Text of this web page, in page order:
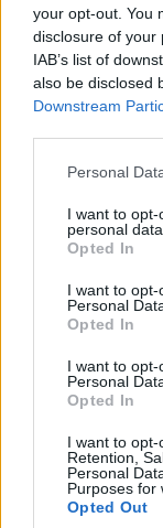
your opt-out. You
disclosure of your
IAB’s list of
also be disclosed
Downstream
Please note that
not limited to
grant or deny
use your data for
consent section.
Personal
I want to
personal data.
Opted In
I want to
Personal
Opted In
I want to
Personal
Opted In
I want to opt-
Retention,
Personal
Purposes for
Opted Out
be
a két
korszakod
Óriási
környékén,
Duncan
Urániában
Táncoló
közül
Chaplin
vele
A sorozat
helyen is,